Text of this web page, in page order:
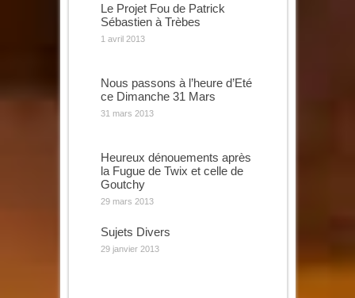
Le Projet Fou de Patrick
Sébastien à Trèbes
1 avril 2013
Nous passons à l’heure d’Eté
ce Dimanche 31 Mars
31 mars 2013
Heureux dénouements après
la Fugue de Twix et celle de
Goutchy
29 mars 2013
Sujets Divers
29 janvier 2013